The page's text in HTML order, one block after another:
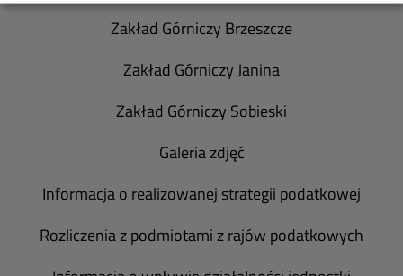
Zakład Górniczy Brzeszcze
Zakład Górniczy Janina
Zakład Górniczy Sobieski
Galeria zdjęć
Informacja o realizowanej strategii podatkowej
Rozliczenia z podmiotami z rajów podatkowych